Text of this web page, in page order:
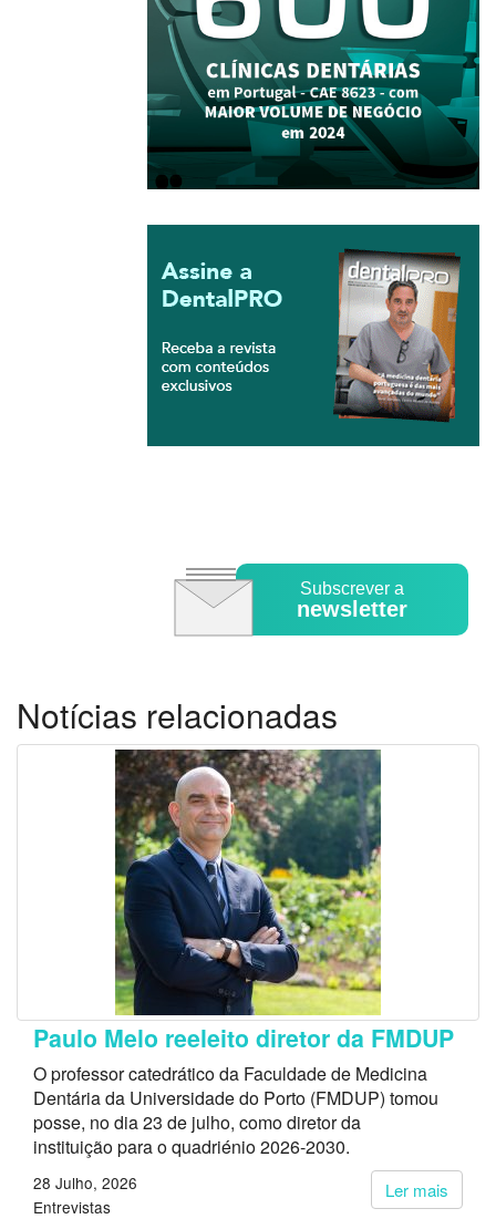
Subscrever a
newsletter
Notícias relacionadas
Paulo Melo reeleito diretor da FMDUP
O professor catedrático da Faculdade de Medicina
Dentária da Universidade do Porto (FMDUP) tomou
posse, no dia 23 de julho, como diretor da
instituição para o quadriénio 2026-2030.
Ler mais
28 Julho, 2026
Entrevistas